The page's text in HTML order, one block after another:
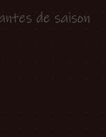
de saison